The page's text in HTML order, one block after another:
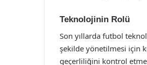
Teknolojinin Rolü
Son yıllarda futbol
şekilde yönetilmesi için
geçerliliğini kontrol